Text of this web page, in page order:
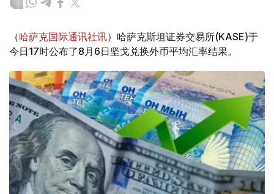
（哈萨克国际通讯社讯）哈萨克斯坦证券交易所(KASE)于
今日17时公布了8月6日坚戈兑换外币平均汇率结果。